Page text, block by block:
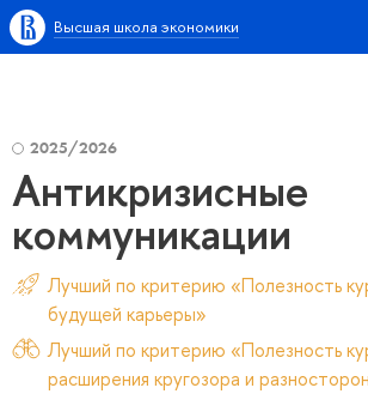
Высшая школа экономики
2025/2026
Антикризисные
коммуникации
Лучший по критерию «Полезность
будущей карьеры»
Лучший по критерию «Полезность
расширения кругозора и